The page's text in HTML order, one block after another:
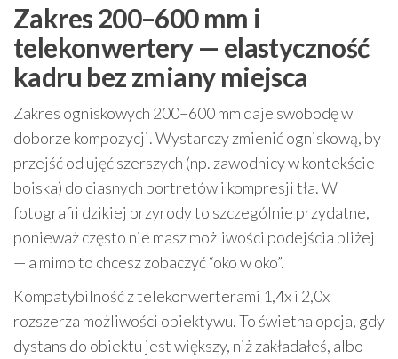
Zakres 200–600 mm i
telekonwertery — elastyczność
kadru bez zmiany miejsca
Zakres ogniskowych 200–600 mm daje swobodę w
doborze kompozycji. Wystarczy zmienić ogniskową, by
przejść od ujęć szerszych (np. zawodnicy w kontekście
boiska) do ciasnych portretów i kompresji tła. W
fotografii dzikiej przyrody to szczególnie przydatne,
ponieważ często nie masz możliwości podejścia bliżej
— a mimo to chcesz zobaczyć “oko w oko”.
Kompatybilność z telekonwerterami 1,4x i 2,0x
rozszerza możliwości obiektywu. To świetna opcja, gdy
dystans do obiektu jest większy, niż zakładałeś, albo